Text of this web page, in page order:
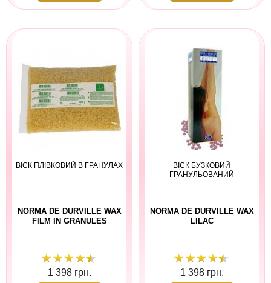
ВІСК ПЛІВКОВИЙ В ГРАНУЛАХ
NORMA DE DURVILLE WAX
FILM IN GRANULES
1 398 грн.
ВІСК БУЗКОВИЙ
ГРАНУЛЬОВАНИЙ
NORMA DE DURVILLE WAX
LILAC
1 398 грн.